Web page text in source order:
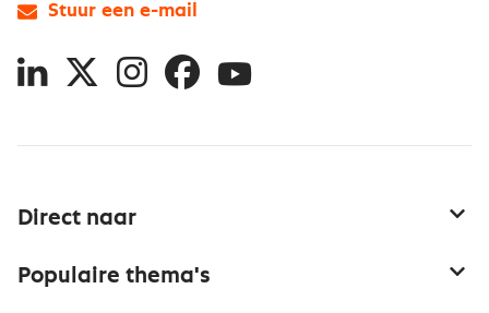
Direct naar
Populaire thema's
Stuur een e-mail
LinkedIn
X InstagramFacebookYouTube